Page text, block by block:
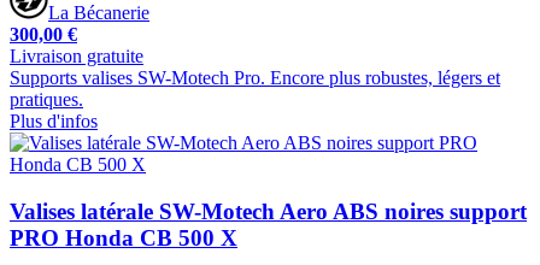
La Bécanerie
300,00 €
Livraison gratuite
Supports valises SW-Motech Pro. Encore plus robustes, légers et
pratiques.
Plus d'infos
Valises latérale SW-Motech Aero ABS noires support
PRO Honda CB 500 X